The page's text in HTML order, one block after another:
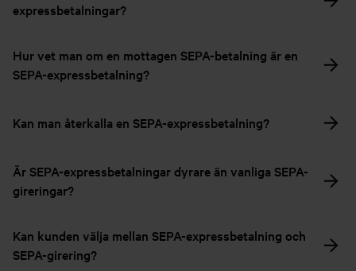
expressbetalningar?
Hur vet man om en mottagen SEPA-betalning är en
SEPA-expressbetalning?
Kan man återkalla en SEPA-expressbetalning?
Är SEPA-expressbetalningar dyrare än vanliga SEPA-
gireringar?
Kan kunden välja mellan SEPA-expressbetalning och
SEPA-girering?